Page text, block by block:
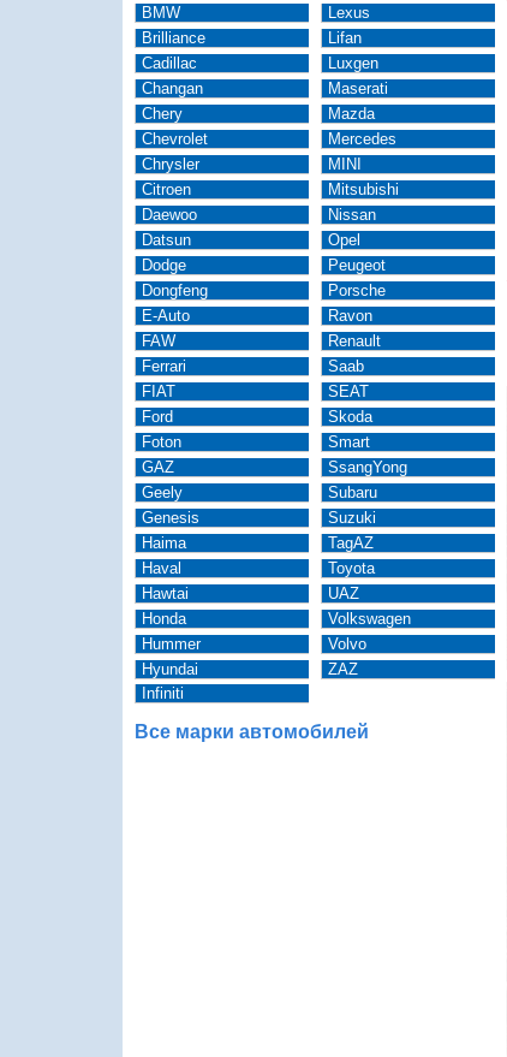
BMW
Brilliance
Cadillac
Changan
Chery
Chevrolet
Chrysler
Citroen
Daewoo
Datsun
Dodge
Dongfeng
E-Auto
FAW
Ferrari
FIAT
Ford
Foton
GAZ
Geely
Genesis
Haima
Haval
Hawtai
Honda
Hummer
Hyundai
Infiniti
Lexus
Lifan
Luxgen
Maserati
Mazda
Mercedes
MINI
Mitsubishi
Nissan
Opel
Peugeot
Porsche
Ravon
Renault
Saab
SEAT
Skoda
Smart
SsangYong
Subaru
Suzuki
TagAZ
Toyota
UAZ
Volkswagen
Volvo
ZAZ
Все марки автомобилей